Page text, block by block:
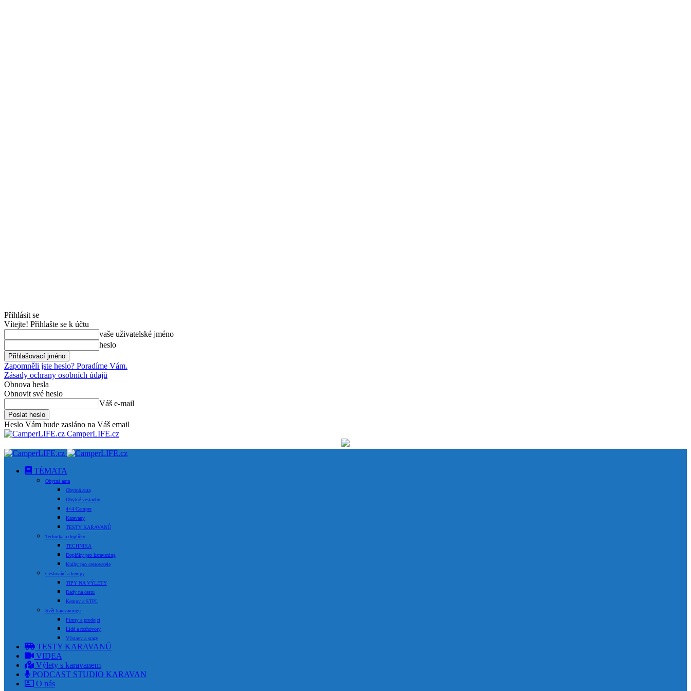
Přihlásit se
Vítejte! Přihlašte se k účtu
vaše uživatelské jméno
heslo
Zapomněli jste heslo? Poradíme Vám.
Zásady ochrany osobních údajů
Obnova hesla
Obnovit své heslo
Váš e-mail
Heslo Vám bude zasláno na Váš email
CamperLIFE.cz
TÉMATA
Obytná auta
Obytná auta
Obytné vestavby
4×4 Camper
Karavany
TESTY KARAVANŮ
Technika a doplňky
TECHNIKA
Doplňky pro karavaning
Knihy pro cestovatele
Cestování a kempy
TIPY NA VÝLETY
Rady na cestu
Kempy a STPL
Svět karavaningu
Firmy a prodejci
Lidé a rozhovory
Výstavy a srazy
TESTY KARAVANŮ
VIDEA
Výlety s karavanem
PODCAST STUDIO KARAVAN
O nás